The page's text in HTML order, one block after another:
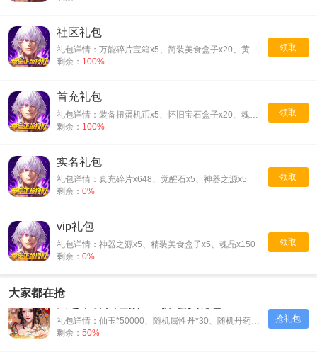
领取
社区礼包
礼包详情：万能碎片宝箱x5、简装美食盒子x20、黄金碎片宝箱x5
剩余： 100%
领取
首充礼包
剩余： 100%
领取
实名礼包
礼包详情：真充碎片x648、觉醒石x5、神器之源x5
剩余： 0%
领取
vip礼包
礼包详情：神器之源x5、精装美食盒子x5、魂晶x150
剩余： 0%
大家都在抢
抢礼包
礼包详情：仙玉*50000、随机属性丹*30、随机丹药*30、神装碎片*500
剩余： 50%